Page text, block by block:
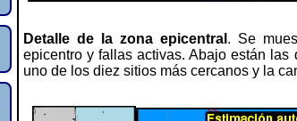
Detalle de la zona epicentral . Se
epicentro y fallas activas. Abajo están
uno de los diez sitios más cercanos y la